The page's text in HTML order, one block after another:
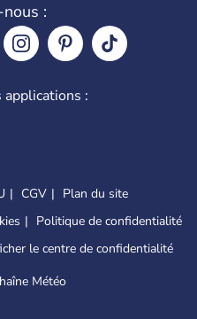
:
applications :
CGV
Plan du site
Politique de confidentialité
le centre de confidentialité
Météo